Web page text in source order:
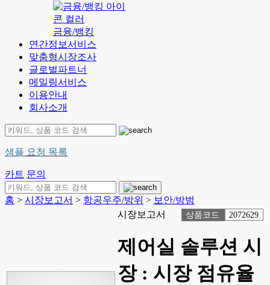
금융/뱅킹
연간정보서비스
맞춤형시장조사
글로벌파트너
메일링서비스
이용안내
회사소개
샘플 요청 목록
카트 문의
홈 > 시장보고서 > 항공우주/방위 > 보안/방범
시장보고서
상품코드 2072629
제어실 솔루션 시
장 : 시장 점유율